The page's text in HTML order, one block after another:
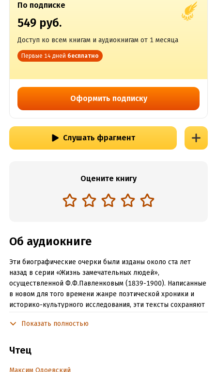
По подписке
549 руб.
Доступ ко всем книгам и аудиокнигам от 1 месяца
Первые 14 дней бесплатно
Оформить подписку
Слушать фрагмент
Оцените книгу
Об аудиокниге
Эти биографические очерки были изданы около ста лет
назад в серии «Жизнь замечательных людей»,
осуществленной Ф.Ф.Павленковым (1839-1900). Написанные
в новом для того времени жанре поэтической хроники и
историко-культурного исследования, эти тексты сохраняют
для российской провинции, сегодня они могут быть
широкой читательской аудитории: и тем, кто совсем не
кого эти предметы – профессия.
Показать полностью
Чтец
Максим Одоевский